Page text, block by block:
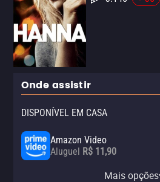
Onde assistir
DISPONÍVEL EM CASA
Amazon Video
Aluguel R$ 11,90
R$ 11,90
R$ 6,90Mais opções